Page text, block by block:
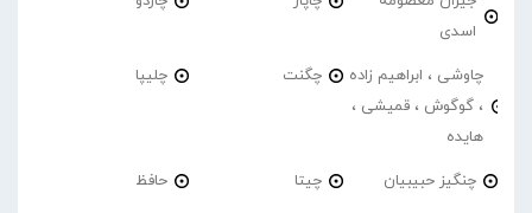
اسدی
چاوشی ، ابراهیم زاده
، گوگوش ، قمیشی ،
هایده
چگنت چلیپا
چنگیز حبیبیان چیتا حافظ